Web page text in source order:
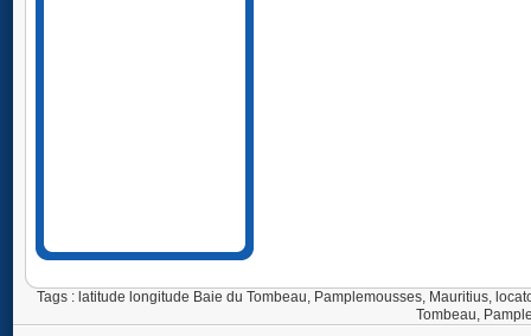
Tags : latitude longitude Baie du Tombeau, Pamplemousses, Mauritius,
Tombeau,